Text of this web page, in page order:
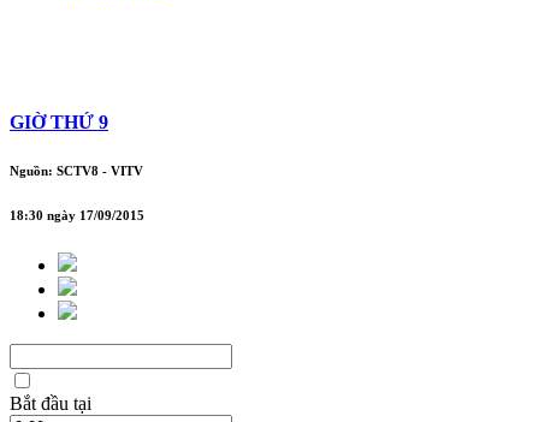
GIỜ THỨ 9
Nguồn: SCTV8 - VITV
18:30 ngày 17/09/2015
Bắt đầu tại